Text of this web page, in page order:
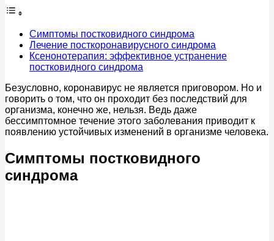
Симптомы постковидного синдрома
Лечение посткоронавирусного синдрома
Ксенонотерапия: эффективное устранение
постковидного синдрома
Безусловно, коронавирус не является приговором. Но и
говорить о том, что он проходит без последствий для
организма, конечно же, нельзя. Ведь даже
бессимптомное течение этого заболевания приводит к
появлению устойчивых изменений в организме человека.
Симптомы постковидного
синдрома